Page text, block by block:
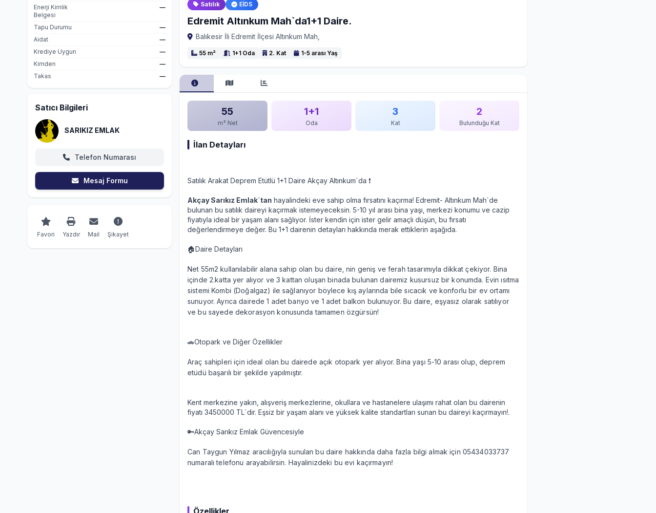
Enerji Kimlik
Belgesi
—
Tapu Durumu
—
Aidat
—
Krediye Uygun
—
Kimden
—
Takas
—
Satıcı Bilgileri
SARIKIZ EMLAK
Telefon Numarası
Mesaj Formu
Favori Yazdır Mail Şikayet
Satılık EİDS
Edremit Altınkum Mah`da1+1 Daire.
Balıkesir İli Edremit İlçesi Altınkum Mah,
55 m² 1+1 Oda 2. Kat 1-5 arası Yaş
55
m² Net
1+1
Oda
3
Kat
2
Bulunduğu Kat
İlan Detayları
Satılık Arakat Deprem Etütlü 1+1 Daire Akçay Altınkum`da ❗️
Akçay Sarıkız Emlak`tan hayalindeki eve sahip olma fırsatını kaçırma! Edremit- Altınkum Mah`de
bulunan bu satılık daireyi kaçırmak istemeyeceksin. 5-10 yıl arası bina yaşı, merkezi konumu ve cazip
fiyatıyla ideal bir yaşam alanı sağlıyor. İster kendin için ister gelir amaçlı düşün, bu fırsatı
değerlendirmeye değer. Bu 1+1 dairenin detayları hakkında merak ettiklerin aşağıda.
🏠Daire Detayları
Net 55m2 kullanılabilir alana sahip olan bu daire, nin geniş ve ferah tasarımıyla dikkat çekiyor. Bina
içinde 2.katta yer alıyor ve 3 kattan oluşan binada bulunan dairemiz kusursuz bir konumda. Evin ısıtma
sistemi Kombi (Doğalgaz) ile sağlanıyor böylece kış aylarında bile sıcacık ve konforlu bir ev ortamı
sunuyor. Ayrıca dairede 1 adet banyo ve 1 adet balkon bulunuyor. Bu daire, eşyasız olarak satılıyor
ve bu sayede dekorasyon konusunda tamamen özgürsün!
🚗Otopark ve Diğer Özellikler
Araç sahipleri için ideal olan bu dairede açık otopark yer alıyor. Bina yaşı 5-10 arası olup, deprem
etüdü başarılı bir şekilde yapılmıştır.
Kent merkezine yakın, alışveriş merkezlerine, okullara ve hastanelere ulaşımı rahat olan bu dairenin
fiyatı 3450000 TL`dir. Eşsiz bir yaşam alanı ve yüksek kalite standartları sunan bu daireyi kaçırmayın!.
🔑Akçay Sarıkız Emlak Güvencesiyle
Can Taygun Yılmaz aracılığıyla sunulan bu daire hakkında daha fazla bilgi almak için 05434033737
numaralı telefonu arayabilirsin. Hayalinizdeki bu evi kaçırmayın!